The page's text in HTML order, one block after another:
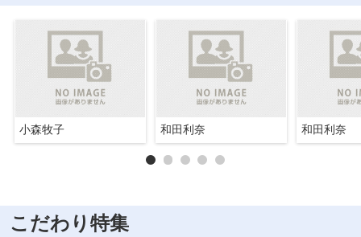
小森牧子 和田利奈 和田利奈
こだわり特集